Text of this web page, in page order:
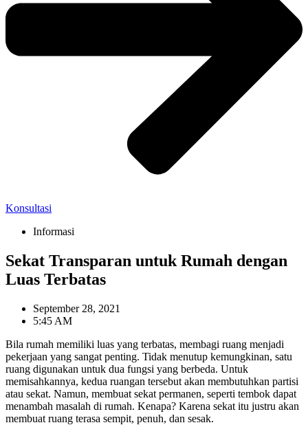
Konsultasi
Informasi
Sekat Transparan untuk Rumah dengan
Luas Terbatas
September 28, 2021
5:45 AM
Bila rumah memiliki luas yang terbatas, membagi ruang menjadi
pekerjaan yang sangat penting. Tidak menutup kemungkinan, satu
ruang digunakan untuk dua fungsi yang berbeda. Untuk
memisahkannya, kedua ruangan tersebut akan membutuhkan partisi
atau sekat. Namun, membuat sekat permanen, seperti tembok dapat
menambah masalah di rumah. Kenapa? Karena sekat itu justru akan
membuat ruang terasa sempit, penuh, dan sesak.